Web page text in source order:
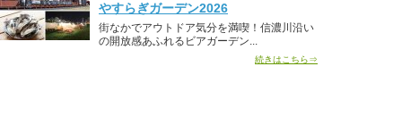
やすらぎガーデン2026
街なかでアウトドア気分を満喫！信濃川沿い
の開放感あふれるビアガーデン...
続きはこちら⇒